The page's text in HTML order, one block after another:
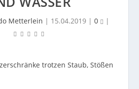
Metterlein | 15.04.2019 | 0 |